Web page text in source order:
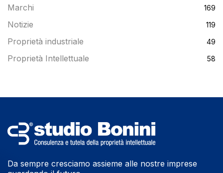
Marchi 169
Notizie 119
Proprietà industriale 49
Proprietà Intellettuale 58
Da sempre cresciamo assieme alle nostre imprese